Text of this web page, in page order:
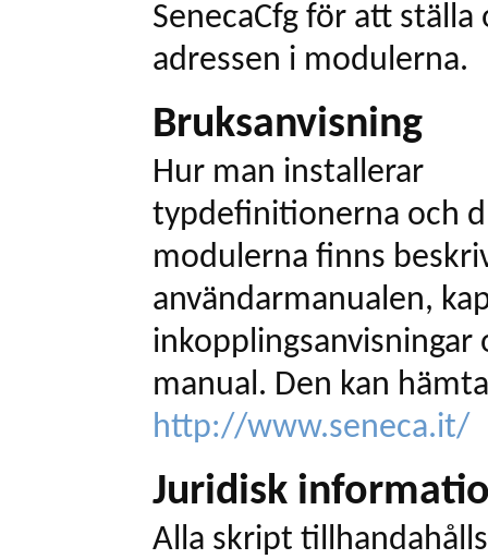
SenecaCfg för att ställa
adressen i modulerna.
Bruksanvisning
Hur man installerar
typdefinitionerna och
modulerna finns
användarmanualen,
manual. Den kan
http://www.seneca.it/
Juridisk
Alla skript